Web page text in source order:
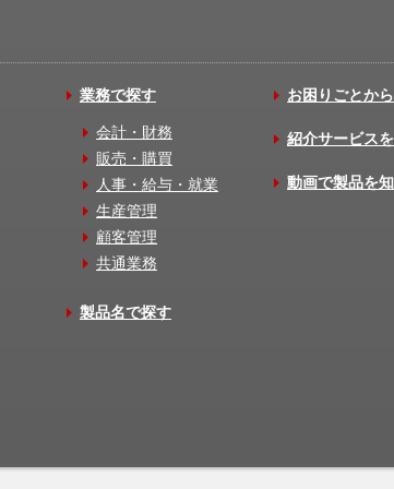
業務で探す
会計・財務
販売・購買
人事・給与・就業
生産管理
顧客管理
共通業務
製品名で探す
お困りごとか
紹介サービス
動画で製品を